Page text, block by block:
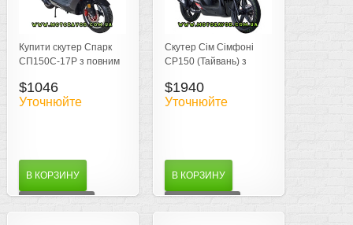
Скутер SP150S-
17R
Купити скутер Спарк
СП150С-17Р з повним
гарантією, замовити
доставка - Львів
$1046
Уточнюйте
В КОРЗИНУ
Sym Symphony
SR150
Скутер Сім Сімфоні
СР150 (Тайвань) з
дюймовими колесами)
$1940
Уточнюйте
В КОРЗИНУ